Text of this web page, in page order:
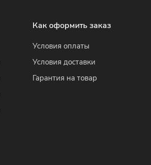
Как оформить заказ
Условия оплаты
Условия доставки
Гарантия на товар